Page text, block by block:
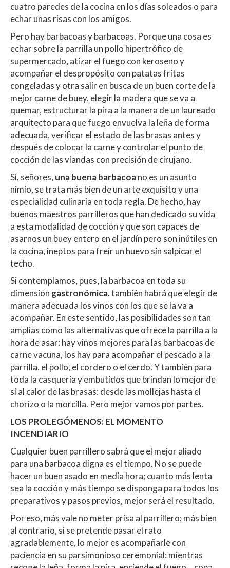
cuatro paredes de la cocina en los días soleados o para
echar unas risas con los amigos.
Pero hay barbacoas y barbacoas. Porque una cosa es
echar sobre la parrilla un pollo hipertrófico de
supermercado, atizar el fuego con keroseno y
acompañar el despropósito con patatas fritas
congeladas y otra salir en busca de un buen corte de la
mejor carne de buey, elegir la madera que se va a
quemar, estructurar la pira a la manera de un laureado
arquitecto para que fuego envuelva la leña de forma
adecuada, verificar el estado de las brasas antes y
después de colocar la carne y controlar el punto de
cocción de las viandas con precisión de cirujano.
Sí, señores, una buena barbacoano es un asunto
nimio, se trata más bien de un arte exquisito y una
especialidad culinaria en toda regla. De hecho, hay
buenos maestros parrilleros que han dedicado su vida
a esta modalidad de cocción y que son capaces de
asarnos un buey entero en el jardín pero son inútiles en
la cocina, ineptos para freír un huevo sin salpicar el
techo.
Si contemplamos, pues, la barbacoa en toda su
dimensión gastronómica, también habrá que elegir de
manera adecuada los vinos con los que se la va a
acompañar. En este sentido, las posibilidades son tan
amplias como las alternativas que ofrece la parrilla a la
hora de asar: hay vinos mejores para las barbacoas de
carne vacuna, los hay para acompañar el pescado a la
parrilla, el pollo, el cordero o el cerdo. Y también para
toda la casquería y embutidos que brindan lo mejor de
sí al calor de las brasas: desde las mollejas hasta el
chorizo o la morcilla. Pero mejor vamos por partes.
LOS PROLEGÓMENOS: EL MOMENTO
INCENDIARIO
Cualquier buen parrillero sabrá que el mejor aliado
para una barbacoa digna es el tiempo. No se puede
hacer un buen asado en media hora; cuanto más lenta
sea la cocción y más tiempo se disponga para todos los
preparativos y pasos previos, mejor será el resultado.
Por eso, más vale no meter prisa al parrillero; más bien
al contrario, si se pretende pasar el rato
agradablemente, lo mejor es acompañarle con
paciencia en su parsimonioso ceremonial: mientras